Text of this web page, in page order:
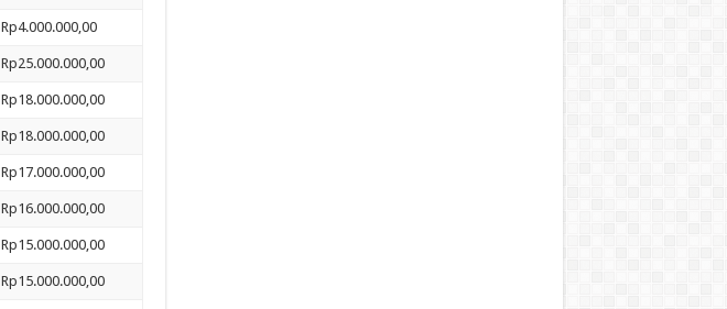
Rp4.000.000,00
Rp25.000.000,00
Rp18.000.000,00
Rp18.000.000,00
Rp17.000.000,00
Rp16.000.000,00
Rp15.000.000,00
Rp15.000.000,00